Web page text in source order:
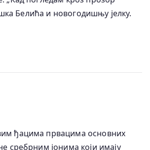
Белића и новогодишњу јелку.
ђацима првацима основних
сребрним јонима који имају